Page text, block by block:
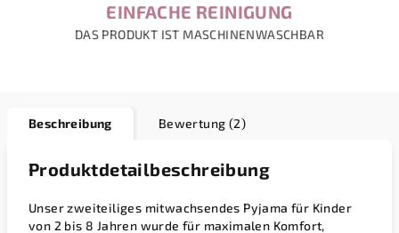
EINFACHE REINIGUNG
DAS PRODUKT IST MASCHINENWASCHBAR
Beschreibung Bewertung (2)
Produktdetailbeschreibung
Unser zweiteiliges mitwachsendes Pyjama für Kinder
von 2 bis 8 Jahren wurde für maximalen Komfort,